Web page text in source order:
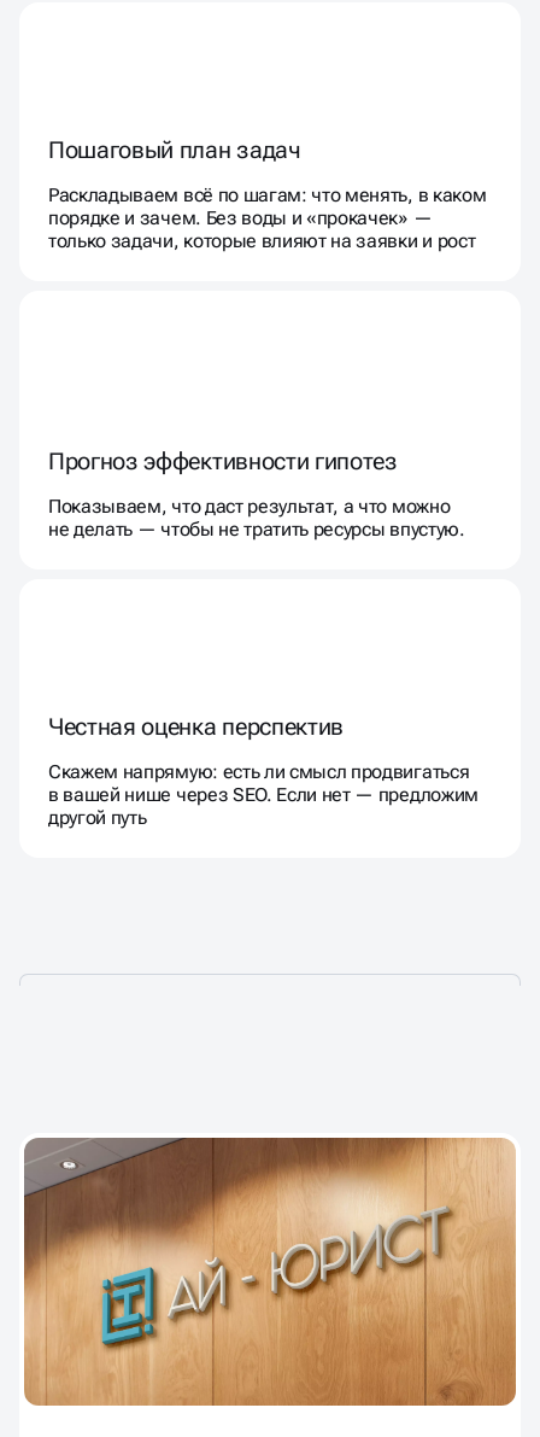
Пошаговый план задач
Раскладываем всё по шагам: что менять, в каком
порядке и зачем. Без воды и «прокачек» —
только задачи, которые влияют на заявки и рост
Прогноз эффективности гипотез
Показываем, что даст результат, а что можно
не делать — чтобы не тратить ресурсы впустую.
Честная оценка перспектив
Скажем напрямую: есть ли смысл продвигаться
в вашей нише через SEO. Если нет — предложим
другой путь